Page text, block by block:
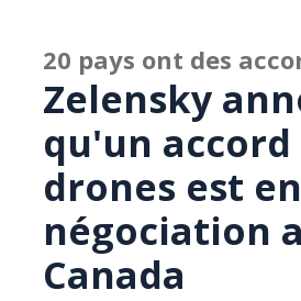
20 pays ont des
Zelensky
qu'un accord
drones est en
négociation
Canada